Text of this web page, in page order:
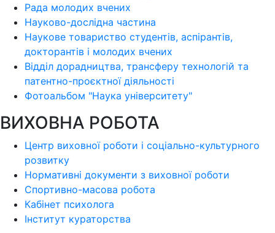
Рада молодих вчених
Науково-дослідна частина
Наукове товариство студентів, аспірантів,
докторантів і молодих вчених
Відділ дорадництва, трансферу технологій та
патентно-проєктної діяльності
Фотоальбом "Наука університету"
ВИХОВНА РОБОТА
Центр виховної роботи і соціально-культурного
розвитку
Нормативні документи з виховної роботи
Спортивно-масова робота
Кабінет психолога
Інститут кураторства